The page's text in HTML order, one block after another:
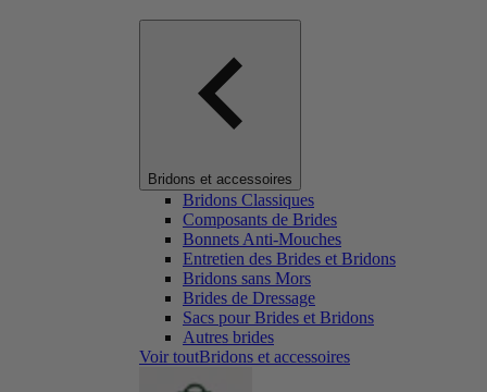
Bridons et accessoires
Bridons Classiques
Composants de Brides
Bonnets Anti-Mouches
Entretien des Brides et Bridons
Bridons sans Mors
Brides de Dressage
Sacs pour Brides et Bridons
Autres brides
Voir toutBridons et accessoires